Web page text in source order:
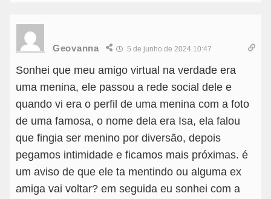
Geovanna 5 de junho de 2024 10:47
Sonhei que meu amigo virtual na verdade era
uma menina, ele passou a rede social dele e
quando vi era o perfil de uma menina com a foto
de uma famosa, o nome dela era Isa, ela falou
que fingia ser menino por diversão, depois
pegamos intimidade e ficamos mais próximas. é
um aviso de que ele ta mentindo ou alguma ex
amiga vai voltar? em seguida eu sonhei com a